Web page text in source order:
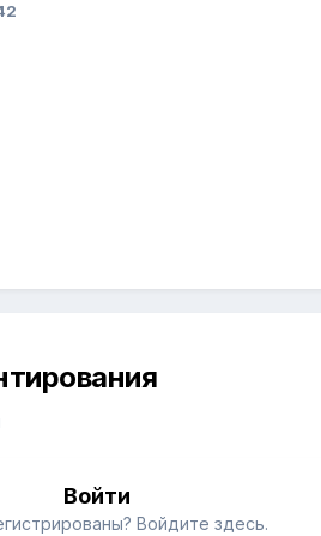
Войти
Войдите здесь.